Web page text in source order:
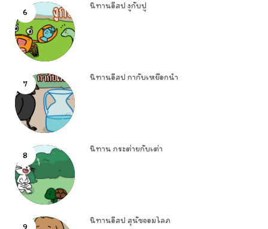
6
นิทานอีสป งูกับปู
7
นิทานอีสป กากับเหยือกน้ำ
8
นิทาน กระต่ายกับเต่า
9
นิทานอีสป สุนัขจอมโลภ